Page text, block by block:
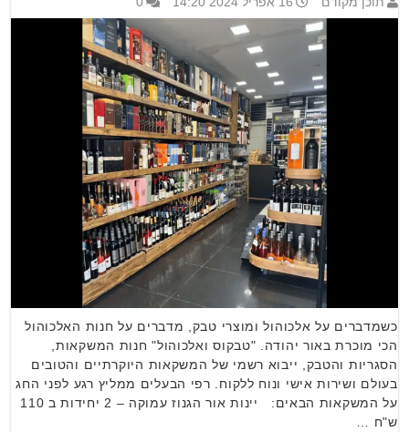
כשמדברים על אלכוהול ומוצרי טבק, מדברים על חנות האלכוהול
הכי מוכרת באור יהודה. "טבקוס ואלכוהול" חנות המשקאות,
הסגריות והטבק, ייבוא רשמי של המשקאות היוקרתיים והטובים
בעולם ושירות אישי ונוח ללקוח. רפי הבעלים ממליץ רגע לפני החג
על המשקאות הבאים: יינות אור הגנוז עמוקה – 2 יחידות ב 110
ש"ח …